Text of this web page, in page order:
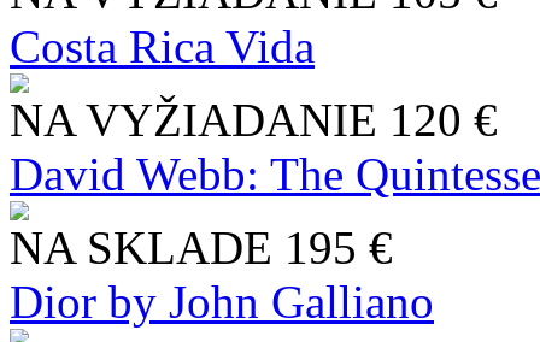
Costa Rica Vida
NA VYŽIADANIE 120 €
David Webb: The
NA SKLADE 195 €
Dior by John Galliano